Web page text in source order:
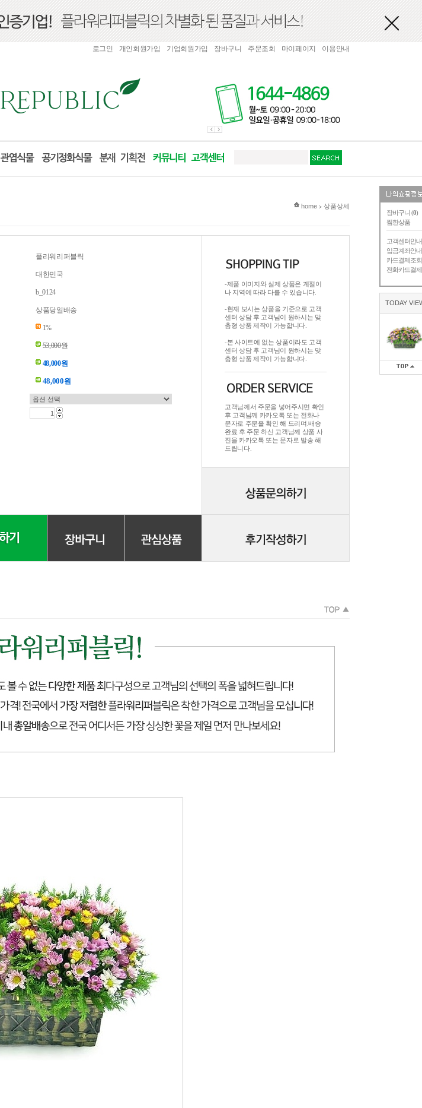
장바구니 (0)
찜한상품
고객센터안내
입금계좌안내
카드결제조회
전화카드결제
TODAY
로그인 개인회원가입 기업회원가입 장바구니 주문조회 마이페이지 이용안내
현재 위치
home > 상품상세
플리워리퍼블릭
대한민국
b_0124
상품당일배송
1%
53,000원
48,000원
48,000원
-제품 이미지와 실제 상품은 계절이
나 지역에 따라 다를 수 있습니다.
-현재 보시는 상품을 기준으로 고객
센터 상담 후 고객님이 원하시는 맞
춤형 상품 제작이 가능합니다.
-본 사이트에 없는 상품이라도 고객
센터 상담 후 고객님이 원하시는 맞
춤형 상품 제작이 가능합니다.
고객님께서 주문을 넣어주시면 확인
후 고객님께 카카오톡 또는 전화나
문자로 주문을 확인 해 드리며.배송
완료 후 주문 하신 고객님께 상품 사
진을 카카오톡 또는 문자로 발송 해
드립니다.